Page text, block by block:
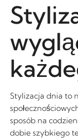
Stylizacja dnia to
sposób na
dobie szybkiego